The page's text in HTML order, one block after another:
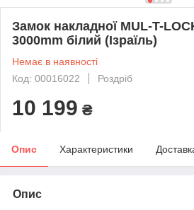
Замок накладної MUL-T-
3000mm білий (Ізраїль)
Немає в наявності
Код: 00016022
Роздріб
10 199 ₴
Опис Характеристики
Опис